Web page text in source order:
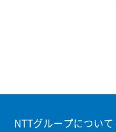
NTTグループについて